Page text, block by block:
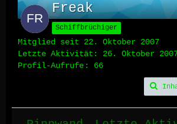
Freak
Schiffbrüchiger
Mitglied seit 22. Oktober 2007
Letzte Aktivität: 26. Oktober
Profil-Aufrufe
66